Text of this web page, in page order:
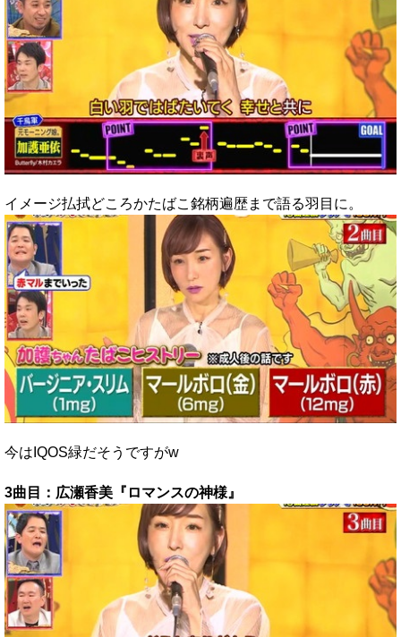
イメージ払拭どころかたばこ銘柄遍歴まで語る羽目に。
今はIQOS緑だそうですがw
3曲目：広瀬香美『ロマンスの神様』